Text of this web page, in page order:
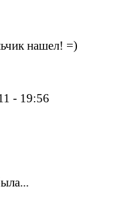
нашел! =)
- 19:56